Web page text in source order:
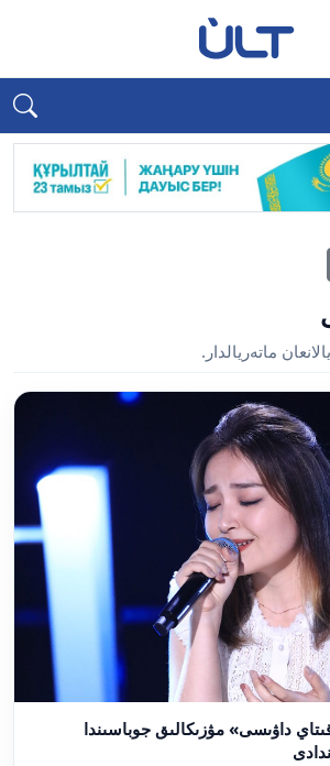
ماتەريالدار.
داۋىسى» مۋزىكالىق جوباسىندا